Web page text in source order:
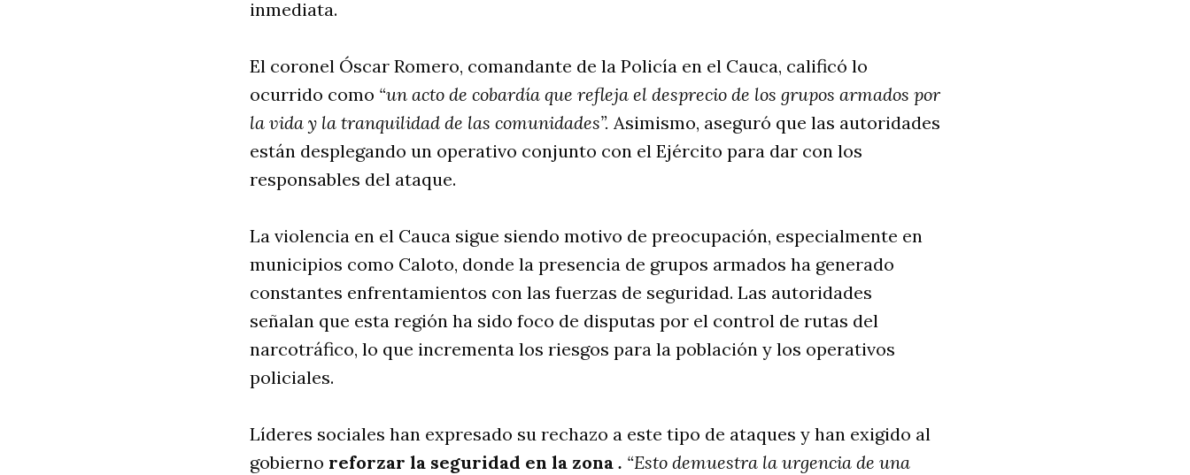
inmediata.
El coronel Óscar Romero, comandante de la Policía en el Cauca, calificó lo
ocurrido como “un acto de cobardía que refleja el desprecio de los grupos armados por
la vida y la tranquilidad de las comunidades”. Asimismo, aseguró que las autoridades
están desplegando un operativo conjunto con el Ejército para dar con los
responsables del ataque.
La violencia en el Cauca sigue siendo motivo de preocupación, especialmente en
municipios como Caloto, donde la presencia de grupos armados ha generado
constantes enfrentamientos con las fuerzas de seguridad. Las autoridades
señalan que esta región ha sido foco de disputas por el control de rutas del
narcotráfico, lo que incrementa los riesgos para la población y los operativos
policiales.
Líderes sociales han expresado su rechazo a este tipo de ataques y han exigido al
gobierno reforzar la seguridad en la zona . “Esto demuestra la urgencia de una